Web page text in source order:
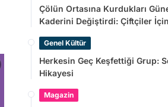
Çölün Ortasına Kurdukları
Kaderini Değiştirdi: Çiftçiler
Genel Kültür
Herkesin Geç Keşfettiği Grup:
Hikayesi
Magazin